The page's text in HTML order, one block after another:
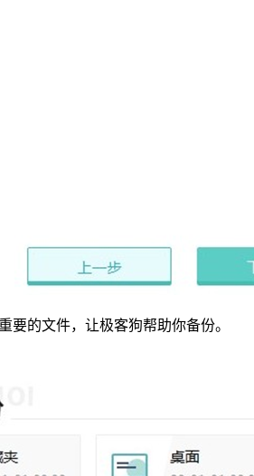
要的文件，让极客狗帮助你备份。